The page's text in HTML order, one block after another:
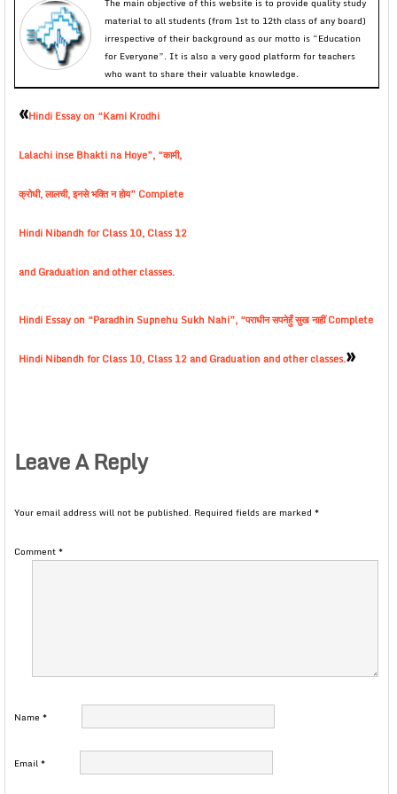
material to all students (from 1st to 12th class of any board)
irrespective of their background as our motto is “Education
for Everyone”. It is also a very good platform for teachers
who want to share their valuable knowledge.
«Hindi Essay on “Kami Krodhi
Lalachi inse Bhakti na Hoye”, “कामी,
क्रोधी, लालची, इनसे भक्ति न होय” Complete
Hindi Nibandh for Class 10, Class 12
and Graduation and other classes.
Hindi Essay on “Paradhin Supnehu Sukh Nahi”, “पराधीन सपनेहुँ सुख नाहीं Complete
Hindi Nibandh for Class 10, Class 12 and Graduation and other classes.»
Leave A Reply
Your email address will not be published. Required fields are marked *
Comment*
Name *
Email*